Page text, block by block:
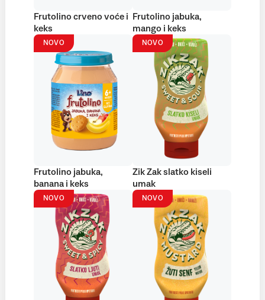
Frutolino crveno voće i
keks
Frutolino jabuka,
mango i keks
NOVO
Frutolino jabuka,
banana i keks
NOVO
Zik Zak slatko kiseli
umak
NOVO NOVO